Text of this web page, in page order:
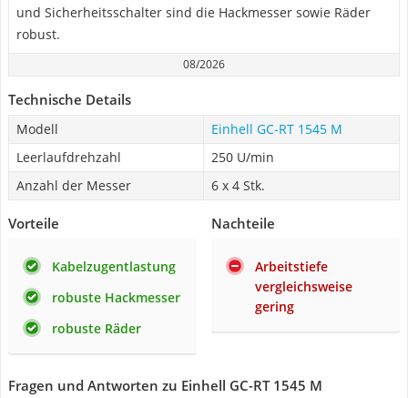
und Sicherheitsschalter sind die Hackmesser sowie Räder
robust.
08/2026
Technische Details
Modell
Einhell GC-RT 1545 M
Leerlaufdrehzahl
250 U/min
Anzahl der Messer
6 x 4 Stk.
Vorteile
Kabelzugentlastung
robuste Hackmesser
robuste Räder
Nachteile
Arbeitstiefe
vergleichsweise
gering
Fragen und Antworten zu Einhell GC-RT 1545 M